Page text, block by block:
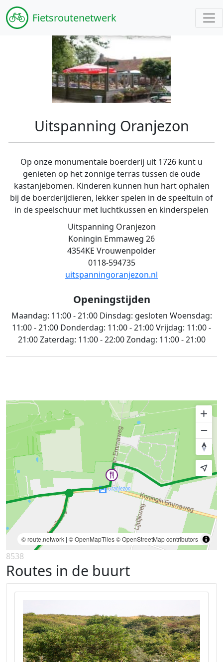
Fietsroutenetwerk
Uitspanning Oranjezon
Op onze monumentale boerderij uit 1726 kunt u
genieten op het zonnige terras tussen de oude
kastanjebomen. Kinderen kunnen hun hart ophalen
bij de boerderijdieren, lekker spelen in de speeltuin of
in de speelschuur met luchtkussen en kinderspelen
Uitspanning Oranjezon
Koningin Emmaweg 26
4354KE Vrouwenpolder
0118-594735
uitspanningoranjezon.nl
Openingstijden
Maandag: 11:00 - 21:00Dinsdag: gesloten Woensdag:
11:00 - 21:00 Donderdag: 11:00 - 21:00Vrijdag: 11:00 -
21:00Zaterdag: 11:00 - 22:00Zondag: 11:00 - 21:00
© route.network | © OpenMapTiles© OpenStreetMap contributors
8538
Routes in de buurt